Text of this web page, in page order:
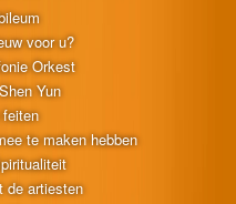
voor u?
Orkest
Yun
te maken hebben
de artiesten